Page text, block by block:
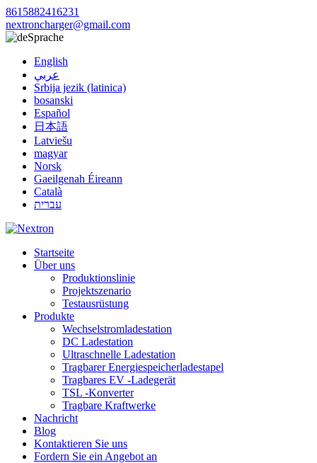
8615882416231
nextroncharger@gmail.com
Sprache
English
عربي
Srbija jezik (latinica)
bosanski
Español
日本語
Latviešu
magyar
Norsk
Gaeilgenah Éireann
Català
עברית
Startseite
Über uns
Produktionslinie
Projektszenario
Testausrüstung
Produkte
Wechselstromladestation
DC Ladestation
Ultraschnelle Ladestation
Tragbarer Energiespeicherladestapel
Tragbares EV -Ladegerät
TSL -Konverter
Tragbare Kraftwerke
Nachricht
Blog
Kontaktieren Sie uns
Fordern Sie ein Angebot an